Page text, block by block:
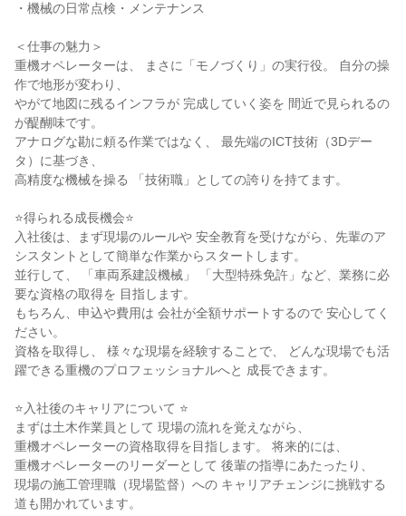
・機械の日常点検・メンテナンス
＜仕事の魅力＞
重機オペレーターは、 まさに「モノづくり」の実行役。 自分の操
作で地形が変わり、
やがて地図に残るインフラが 完成していく姿を 間近で見られるの
が醍醐味です。
アナログな勘に頼る作業ではなく、 最先端のICT技術（3Dデー
タ）に基づき、
高精度な機械を操る 「技術職」としての誇りを持てます。
⭐得られる成長機会⭐
入社後は、まず現場のルールや 安全教育を受けながら、先輩のア
シスタントとして簡単な作業からスタートします。
並行して、 「車両系建設機械」 「大型特殊免許」など、業務に必
要な資格の取得を 目指します。
もちろん、申込や費用は 会社が全額サポートするので 安心してく
ださい。
資格を取得し、 様々な現場を経験することで、 どんな現場でも活
躍できる重機のプロフェッショナルへと 成長できます。
⭐入社後のキャリアについて ⭐
まずは土木作業員として 現場の流れを覚えながら、
重機オペレーターの資格取得を目指します。 将来的には、
重機オペレーターのリーダーとして 後輩の指導にあたったり、
現場の施工管理職（現場監督）への キャリアチェンジに挑戦する
道も開かれています。